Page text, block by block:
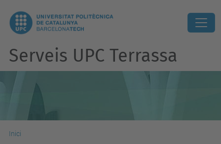
Serveis UPC Terrassa
Inici